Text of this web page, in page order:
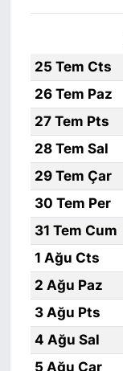
25 Tem Cts
26 Tem Paz
27 Tem Pts
28 Tem Sal
29 Tem Çar
30 Tem Per
31 Tem Cum
1 Ağu Cts
2 Ağu Paz
3 Ağu Pts
4 Ağu Sal
5 Ağu Çar